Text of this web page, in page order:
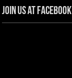
Join us at Facebook